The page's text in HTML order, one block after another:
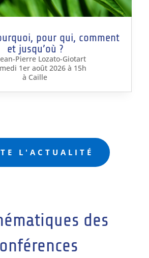
pour qui, comment
et jusqu’où ?
Pierre Lozato-Giotart
1er août 2026 à 15h
à Caille
L'ACTUALITÉ
des